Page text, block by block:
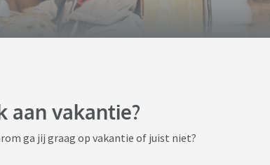
aan vakantie?
ga jij graag op vakantie of juist niet?